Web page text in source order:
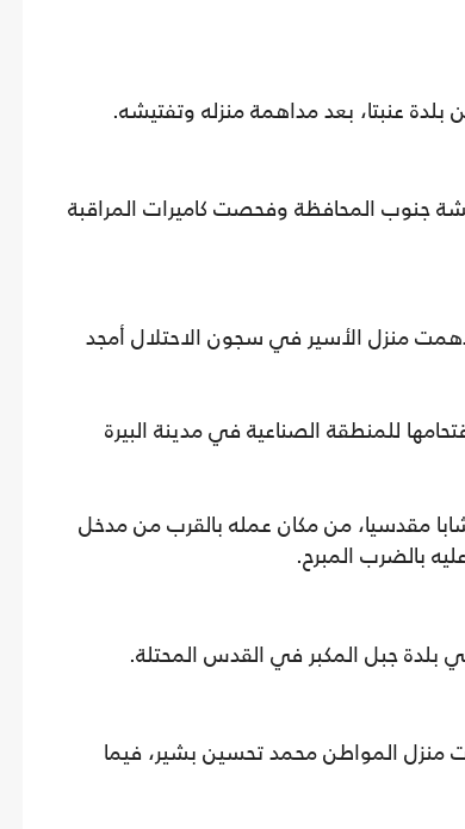
بلدة عنبتا، بعد مداهمة منزله وتفتيشه.
جنوب المحافظة وفحصت كاميرات المراقبة
منزل الأسير في سجون الاحتلال أمجد
للمنطقة الصناعية في مدينة البيرة
مقدسيا، من مكان عمله بالقرب من مدخل
بالضرب المبرح.
بلدة جبل المكبر في القدس المحتلة.
منزل المواطن محمد تحسين بشير، فيما